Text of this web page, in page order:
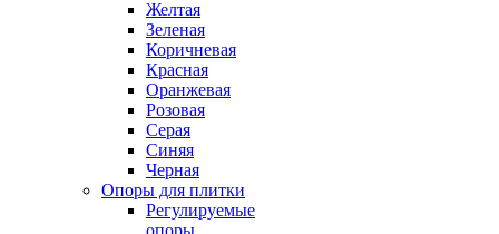
Желтая
Зеленая
Коричневая
Красная
Оранжевая
Розовая
Серая
Синяя
Черная
Опоры для плитки
Регулируемые
опоры